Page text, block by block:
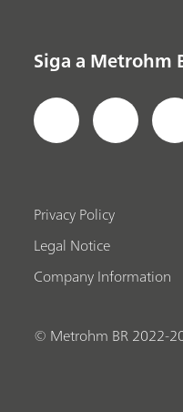
Siga a Metrohm
Privacy Policy
Legal Notice
Company Information
© Metrohm BR 2022-